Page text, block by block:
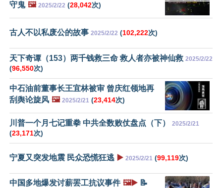
守鬼 🖼️ 2025/2/22 (28,042次)
古人不以私废公的故事 2025/2/22 (102,222次)
天下奇谭（153）两千钱救三命 救人者亦被神仙救 2025/2/22
(96,550次)
中石油前董事长王宜林被审 曾庆红领地再
刮舆论旋风 🖼️ 2025/2/21 (23,414次)
川普一个月七记重拳 中共全数败仗盘点（下） 2025/2/21
(23,171次)
宁夏又突发地震 民众恐慌狂逃 ▶️ 2025/2/21 (99,119次)
中国多地爆发讨薪罢工抗议事件 🖼️▶️ 📝